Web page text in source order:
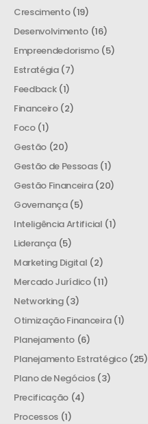
Crescimento(19)
Desenvolvimento (16)
Empreendedorismo(5)
Estratégia(7)
Feedback(1)
Financeiro(2)
Foco(1)
Gestão (20)
Gestão de Pessoas(1)
Gestão Financeira(20)
Governança(5)
Inteligência Artificial (1)
Liderança (5)
Marketing Digital (2)
Mercado Jurídico(11)
Networking(3)
Otimização Financeira(1)
Planejamento (6)
Planejamento Estratégico(25)
Plano de Negócios(3)
Precificação (4)
Processos (1)